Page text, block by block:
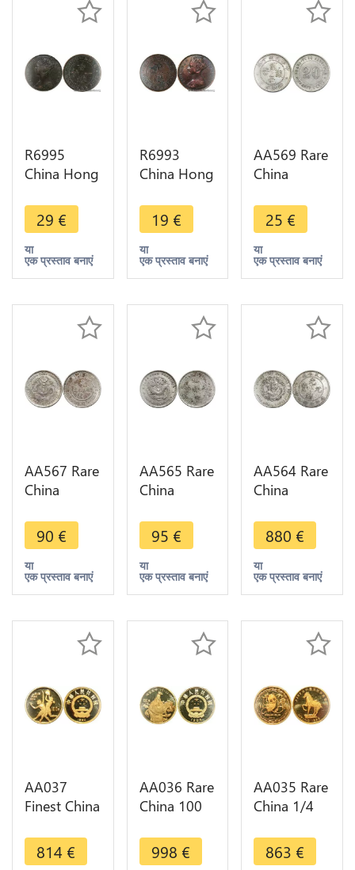
R6995
China Hong
Cent
Victoria
1877 ->
Make offer
29 €
या
एक प्रस्ताव बनाएं
R6993
China Hong
Cent
Victoria
1877 ->
Make offer
19 €
या
एक प्रस्ताव बनाएं
AA569 Rare
China
20 Cents
1921 Y-423
LM-151
Silver ->
25 €
या
एक प्रस्ताव बनाएं
AA567 Rare
China
20 Cents
1890 1908
Y-201 LM-
135 光 NC
90 €
या
एक प्रस्ताव बनाएं
AA565 Rare
China
10 Cents
1890 1908
Y-200 LM-
136 Silver
95 €
या
एक प्रस्ताव बनाएं
AA564 Rare
China
Dollar
1909-11 Y-
206 LM-138
silver AU ->
880 €
या
एक प्रस्ताव बनाएं
AA037
Finest China
Olympics
Basketball
814 €
AA036 Rare
China 100
Genghis
Khan 1989
998 €
AA035 Rare
China 1/4
New York
INC 1989
863 €